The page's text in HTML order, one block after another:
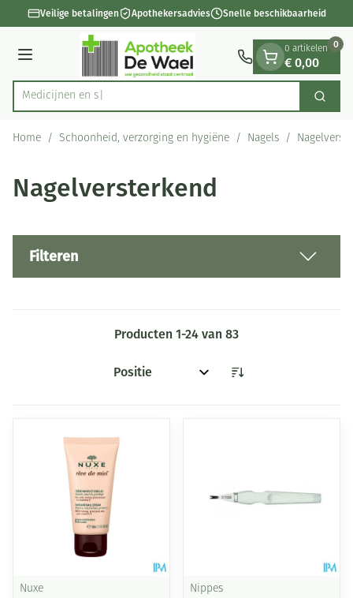
Ga naar de inhoud
1 van 1Veilige betalingen Apothekersadvies Snelle beschikbaarheid
Menu
Product, merk, categorie... Zoek
0 artikelen
€ 0,00
0
Home / Schoonheid, verzorging en hygiëne / Nagels /
Nagelversterkend
Filteren
Producten 1-24 van 83
Sorteer op:
Nuxe Nippes